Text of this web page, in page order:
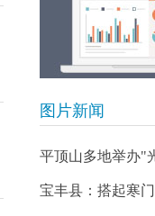
图片新闻
平顶山多地举办"
宝丰县：搭起寒